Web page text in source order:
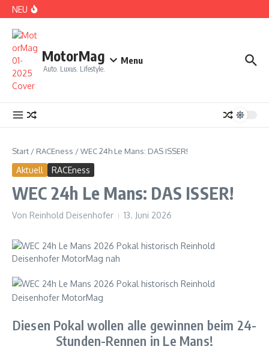
Zum Inhalt springen
NEU
CDE 2026: High Class Event in München
MotorMag
Auto. Luxus. Lifestyle.
Menu
Start / RACEness /WEC 24h Le Mans: DAS ISSER!
Aktuell RACEness
WEC 24h Le Mans: DAS ISSER!
Von Reinhold Deisenhofer 13. Juni 2026
Diesen Pokal wollen alle gewinnen beim 24-
Stunden-Rennen in Le Mans!